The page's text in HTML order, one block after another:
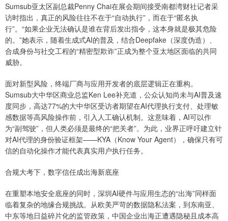
Sumsub亚太区副总裁Penny Chai在展会期间接受南都湾财社记者采
访时指出，真正的风险往往不在于“自动执行”，而在于“匿名执
行”。“如果企业无法确认是谁在背后发出指令，这本身就是极其危险
的。”她表示，随着生成式AI的普及，结合Deepfake（深度伪造）、
合成身份与社交工程的“精密型欺诈”正成为整个亚太地区面临的共同
威胁。
面对新型风险，终端厂商与应用开发者的底层逻辑正在重构。
Sumsub大中华区商业总监Ken Lee补充道，公众认知尚未与AI普及速
度同步，高达77%的大中华区受访者期望在AI代理执行支付、处理敏
感数据等高风险操作前，引入人工确认机制。这意味着，AI可以作
为“副驾驶”，但人类必须是最终的“把关者”。为此，业界正呼吁建立针
对AI代理的身份验证框架——KYA（Know Your Agent），确保只有可
信的自动化操作才能代表真实用户执行任务。
合规大考下，数字信任成出海新底座
在重塑本地安全底座的同时，深圳AI硬件与应用生态的“出海”同样面
临着复杂的地缘合规挑战。从欧美严苛的数据隐私法案，到东南亚、
中东等地日益碎片化的监管政策，中国企业出海正遭遇隐秘且成本高